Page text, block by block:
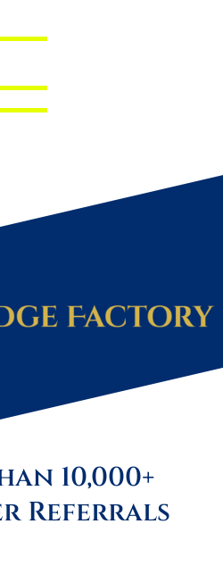
10,000+
Referrals